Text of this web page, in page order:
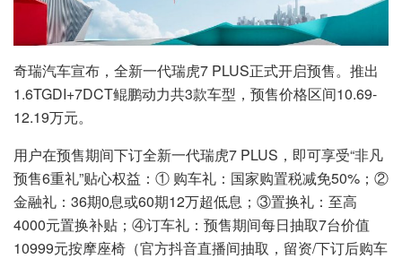
奇瑞汽车宣布，全新一代瑞虎7 PLUS正式开启预售。推出
1.6TGDI+7DCT鲲鹏动力共3款车型，预售价格区间10.69-
12.19万元。
用户在预售期间下订全新一代瑞虎7 PLUS，即可享受“非凡
预售6重礼”贴心权益：① 购车礼：国家购置税减免50%；②
金融礼：36期0息或60期12万超低息；③置换礼：至高
4000元置换补贴；④订车礼：预售期间每日抽取7台价值
10999元按摩座椅（官方抖音直播间抽取，留资/下订后购车